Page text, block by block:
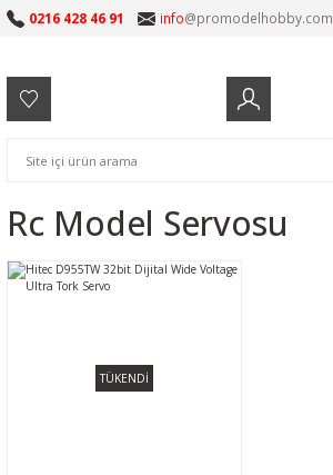
0216 428 46 91 info@promodelhobby.com
Rc Model Servosu
TÜKENDİ